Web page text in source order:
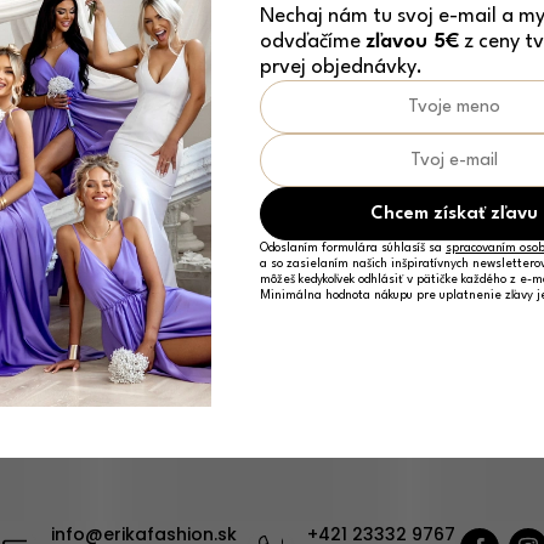
ešte len
Môžete sa ale pozrieť na ostatné kategórie.
Späť do obchodu
info@erikafashion.sk +421 23332 9767
Nechaj nám tu svoj e-mail a
odvďačíme zľavou 5€ z ceny
prvej objednávky.
Chcem získať zľavu
Odoslaním formulára súhlasíš sa spracovaním
a so zasielaním našich inšpiratívnych
môžeš kedykoľvek odhlásiť v pätičke každého z e-
Minimálna hodnota nákupu pre uplatnenie zľavy